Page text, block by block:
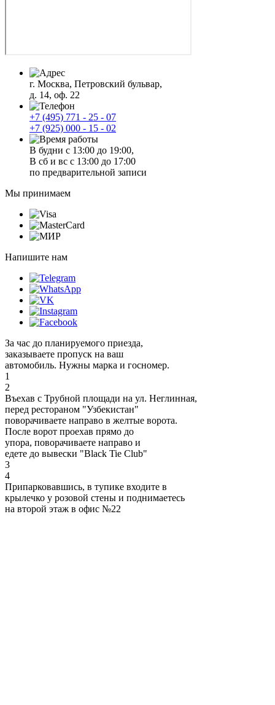
г. Москва, Петровский бульвар,
д. 14, оф. 22
+7 (495) 771 - 25 - 07
+7 (925) 000 - 15 - 02
В будни с 13:00 до 19:00,
В сб и вс с 13:00 до 17:00
по предварительной записи
Мы принимаем
Напишите нам
За час до планируемого приезда,
заказываете пропуск на ваш
автомобиль. Нужны марка и госномер.
1
2
Въехав с Трубной площади на ул. Неглинная,
перед рестораном "Узбекистан"
поворачиваете направо в желтые ворота.
После ворот проехав прямо до
упора, поворачиваете направо и
едете до вывески "Black Tie Club"
3
4
Припарковавшись, в тупике входите в
крылечко у розовой стены и поднимаетесь
на второй этаж в офис №22